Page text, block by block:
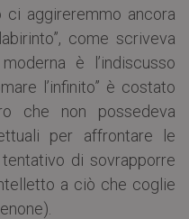
aggireremmo ancora
come scriveva
è l’indiscusso
l’infinito” è costato
che non possedeva
per affrontare le
di sovrapporre
a ciò che coglie